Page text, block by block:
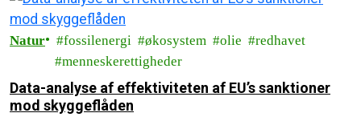
at fjerne aktivisterne fra bygningen.
Natur fossilenergi økosystem olie
redhavet
menneskerettigheder
Data-analyse af effektiviteten af EU’s sanktioner
mod skyggeflåden